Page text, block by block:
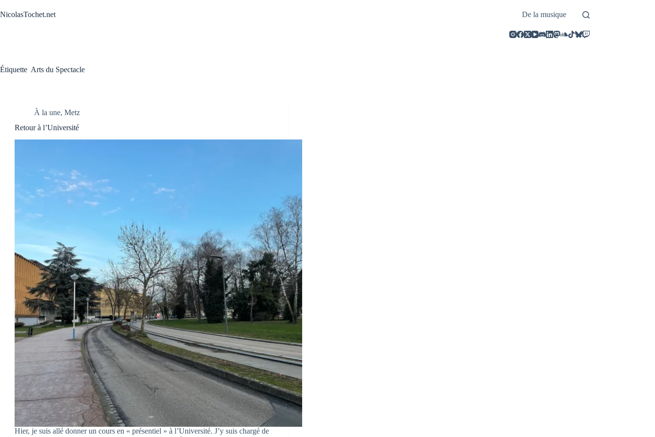
au
NicolasTochet.net De la musique
Étiquette Arts du Spectacle
À la une, Metz
Retour à l’Université
Hier, je suis allé donner un cours en « présentiel » à l’Université. J’y suis chargé de